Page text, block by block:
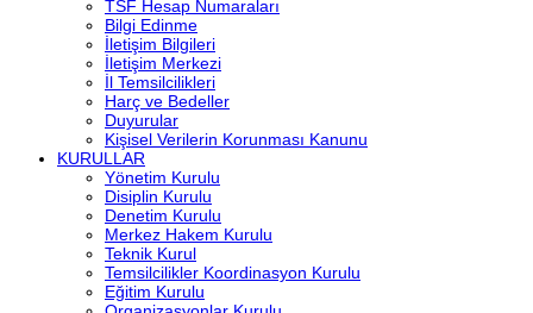
TSF Hesap Numaraları
Bilgi Edinme
İletişim Bilgileri
İletişim Merkezi
İl Temsilcilikleri
Harç ve Bedeller
Duyurular
Kişisel Verilerin Korunması Kanunu
KURULLAR
Yönetim Kurulu
Disiplin Kurulu
Denetim Kurulu
Merkez Hakem Kurulu
Teknik Kurul
Temsilcilikler Koordinasyon Kurulu
Eğitim Kurulu